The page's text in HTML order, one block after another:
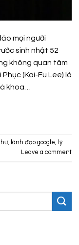
mọi người
sinh nhật 52
không quan tâm
Phục (Kai-Fu Lee) là
khoa…
, lãnh đạo google, lý
Leave a comment